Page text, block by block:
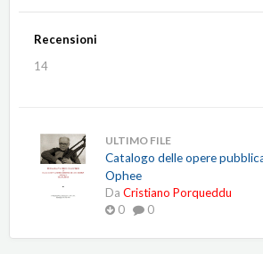
Recensioni
14
ULTIMO FILE
Catalogo delle opere
Ophee
Da Cristiano Porqueddu
0
0